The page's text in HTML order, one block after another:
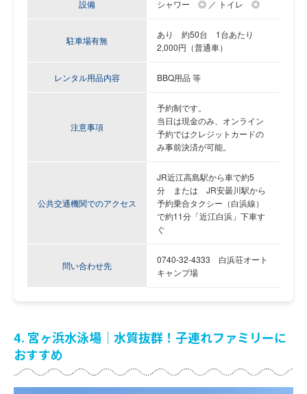
設備 シャワー ◎ ／ トイレ ◎
駐車場有無
あり 約50台 1台あたり
2,000円（普通車）
レンタル用品内容 BBQ用品 等
注意事項
予約制です。
当日は現金のみ、オンライン
予約ではクレジットカードの
み事前決済が可能。
公共交通機関でのアクセス
JR近江高島駅から車で約5
分 または JR安曇川駅から
予約乗合タクシー（白浜線）
で約11分「近江白浜」下車す
ぐ
問い合わせ先
0740-32-4333 白浜荘オート
キャンプ場
4. 宮ヶ浜水泳場｜水質抜群！子連れファミリーに
おすすめ